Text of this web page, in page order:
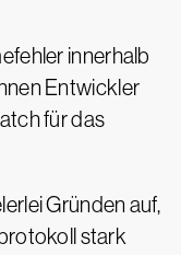
innerhalb
Entwickler
für das
Gründen auf,
stark